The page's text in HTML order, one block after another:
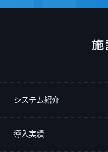
システム紹介
導入実績